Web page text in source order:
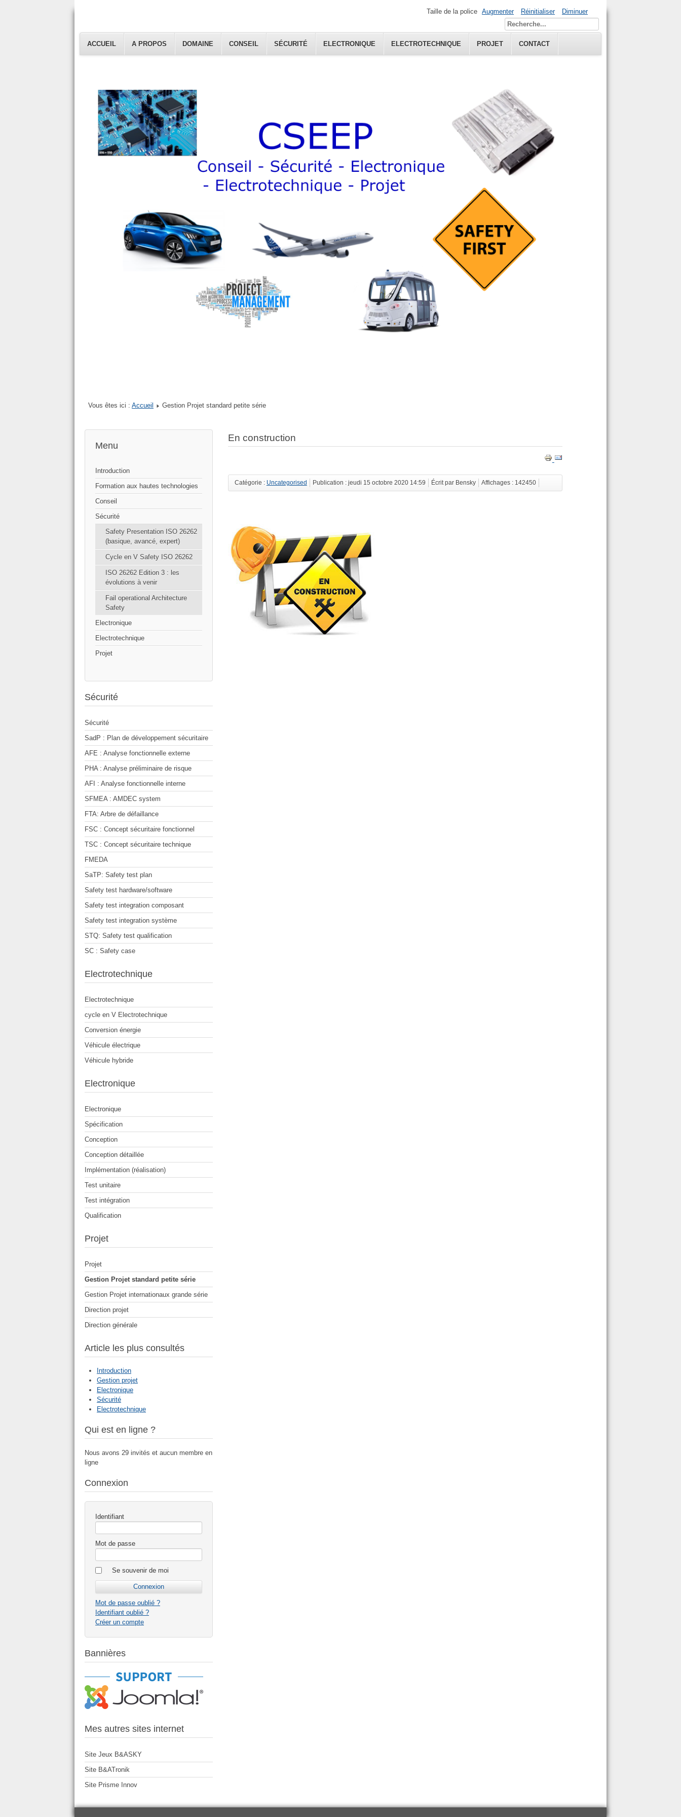
ACCUEIL A PROPOS DOMAINE CONSEIL SÉCURITÉ ELECTRONIQUE ELECTROTECHNIQUE PROJET CONTACT
Taille de la police Augmenter Réinitialiser Diminuer
Vous êtes ici : Accueil Gestion Projet standard petite série
Menu
Introduction
Formation aux hautes technologies
Conseil
Sécurité
Safety Presentation ISO 26262
(basique, avancé, expert)
Cycle en V Safety ISO 26262
ISO 26262 Edition 3 : les
évolutions à venir
Fail operational Architecture
Safety
Electronique
Electrotechnique
Projet
Sécurité
Sécurité
SadP : Plan de développement sécuritaire
AFE : Analyse fonctionnelle externe
PHA : Analyse préliminaire de risque
AFI : Analyse fonctionnelle interne
SFMEA : AMDEC system
FTA: Arbre de défaillance
FSC : Concept sécuritaire fonctionnel
TSC : Concept sécuritaire technique
FMEDA
SaTP: Safety test plan
Safety test hardware/software
Safety test integration composant
Safety test integration système
STQ: Safety test qualification
SC : Safety case
Electrotechnique
Electrotechnique
cycle en V Electrotechnique
Conversion énergie
Véhicule électrique
Véhicule hybride
Electronique
Electronique
Spécification
Conception
Conception détaillée
Implémentation (réalisation)
Test unitaire
Test intégration
Qualification
Projet
Projet
Gestion Projet standard petite série
Gestion Projet internationaux grande série
Direction projet
Direction générale
Article les plus consultés
Introduction
Gestion projet
Electronique
Sécurité
Electrotechnique
Qui est en ligne ?
Nous avons 29 invités et aucun membre en
ligne
Connexion
Identifiant
Mot de passe
Se souvenir de moi
Mot de passe oublié ?
Identifiant oublié ?
Créer un compte
Bannières
Mes autres sites internet
Site Jeux B&ASKY
Site B&ATronik
Site Prisme Innov
En construction
Catégorie : Uncategorised Publication : jeudi 15 octobre 2020 14:59 Écrit par Bensky Affichages : 142450